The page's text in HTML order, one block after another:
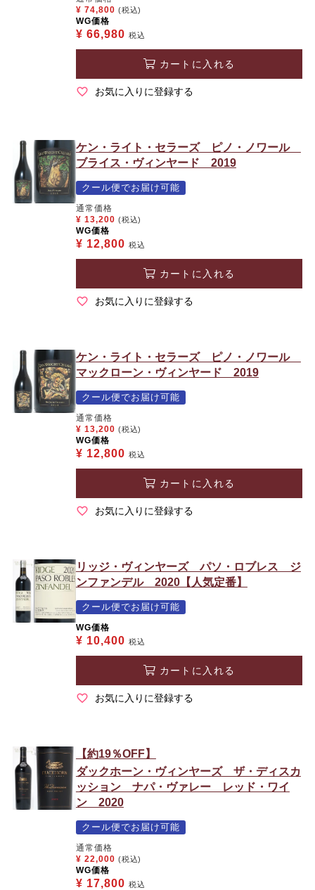
¥ 74,800 (税込)
WG価格
¥ 66,980 税込
カートに入れる
お気に入りに登録する
ケン・ライト・セラーズ ピノ・ノワール
ブライス・ヴィンヤード 2019
クール便でお届け可能
通常価格
¥ 13,200 (税込)
WG価格
¥ 12,800 税込
カートに入れる
お気に入りに登録する
ケン・ライト・セラーズ ピノ・ノワール
マックローン・ヴィンヤード 2019
クール便でお届け可能
通常価格
¥ 13,200 (税込)
WG価格
¥ 12,800 税込
カートに入れる
お気に入りに登録する
リッジ・ヴィンヤーズ パソ・ロブレス ジ
ンファンデル 2020【人気定番】
クール便でお届け可能
WG価格
¥ 10,400 税込
カートに入れる
お気に入りに登録する
【約19％OFF】
ダックホーン・ヴィンヤーズ ザ・ディスカ
ッション ナパ・ヴァレー レッド・ワイ
ン 2020
クール便でお届け可能
通常価格
¥ 22,000 (税込)
WG価格
¥ 17,800 税込